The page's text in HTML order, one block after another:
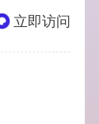
立即访问